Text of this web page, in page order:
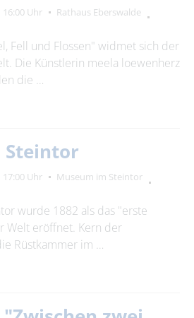
16:00 Uhr
Rathaus Eberswalde
Fell und Flossen" widmet sich der
Die Künstlerin meela loewenherz
die …
Steintor
17:00 Uhr
Museum im Steintor
wurde 1882 als das "erste
Welt eröffnet. Kern der
Rüstkammer im …